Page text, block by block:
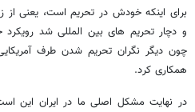
برای اینکه خودش در تحریم است، یعنی از
و دچار تحریم های بین المللی شد رویکرد
چون دیگر نگران تحریم شدن طرف
همکاری کرد.
در نهایت مشکل اصلی ما در ایران این